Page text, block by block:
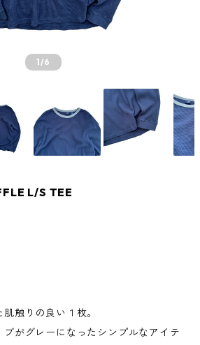
1/6
L/S TEE
触りの良い１枚。
ブがグレーになったシンプルなアイテ